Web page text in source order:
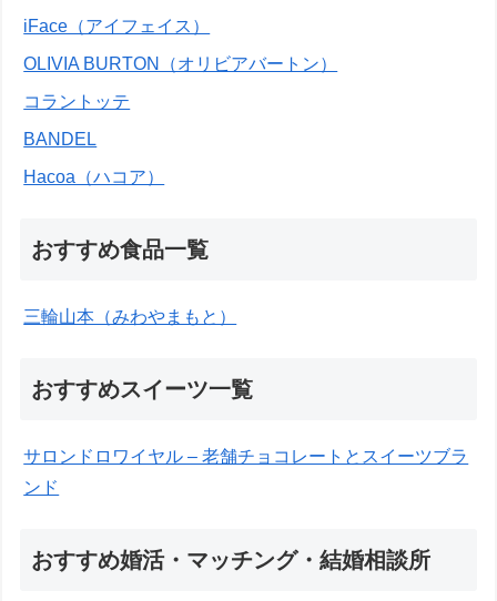
iFace（アイフェイス）
OLIVIA BURTON（オリビアバートン）
コラントッテ
BANDEL
Hacoa（ハコア）
おすすめ食品一覧
三輪山本（みわやまもと）
おすすめスイーツ一覧
サロンドロワイヤル – 老舗チョコレートとスイーツブラ
ンド
おすすめ婚活・マッチング・結婚相談所